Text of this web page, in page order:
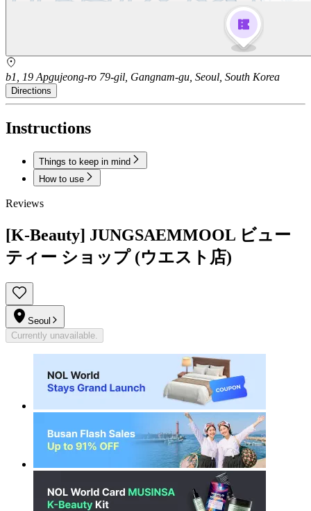
b1, 19 Apgujeong-ro 79-gil, Gangnam-gu, Seoul, South Korea
Directions
Instructions
Things to keep in mind
How to use
Reviews
[K-Beauty] JUNGSAEMMOOL ビュー
ティー ショップ (ウエスト店)
Seoul
Currently unavailable.